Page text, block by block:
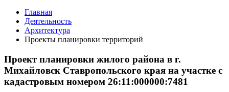
Главная
Деятельность
Архитектура
Проекты планировки территорий
Проект планировки жилого района в г.
Михайловск Ставропольского края на участке с
кадастровым номером 26:11:000000:7481